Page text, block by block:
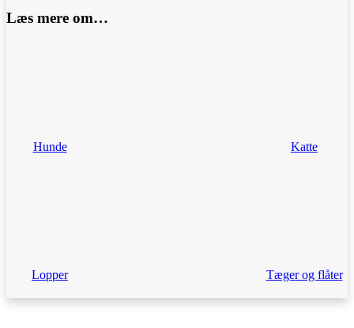
Læs mere om…
Hunde Katte
Lopper Tæger og flåter